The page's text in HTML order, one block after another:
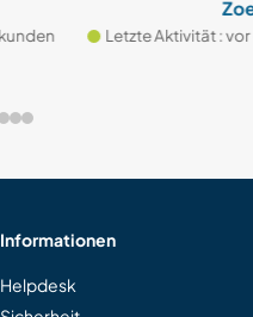
Letzte Aktivität : vor etwa 14
Informationen
Helpdesk